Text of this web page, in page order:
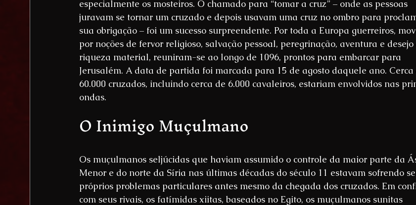
especialmente os mosteiros. O chamado para “tomar a cruz” – onde as pessoas
juravam se tornar um cruzado e depois usavam uma cruz no ombro para
sua obrigação – foi um sucesso surpreendente. Por toda a Europa guerreiros,
por noções de fervor religioso, salvação pessoal, peregrinação, aventura e desejo
riqueza material, reuniram-se ao longo de 1096, prontos para embarcar para
Jerusalém. A data de partida foi marcada para 15 de agosto daquele ano. Cerca
60.000 cruzados, incluindo cerca de 6.000 cavaleiros, estariam envolvidos nas
ondas.
O Inimigo Muçulmano
Os muçulmanos seljúcidas que haviam assumido o controle da maior parte da
Menor e do norte da Síria nas últimas décadas do século 11 estavam sofrendo
próprios problemas particulares antes mesmo da chegada dos cruzados. Em
com seus rivais, os fatímidas xiitas, baseados no Egito, os muçulmanos sunitas